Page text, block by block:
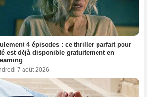
4 épisodes : ce thriller parfait pour
est déjà disponible gratuitement en
7 août 2026